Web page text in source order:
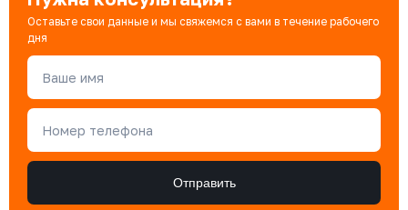
Оставьте свои данные и мы свяжемся с вами в течение рабочего
дня
Ваше имя
Номер телефона
Отправить